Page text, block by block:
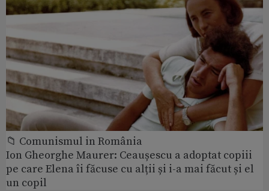
📁 Comunismul in România
Ion Gheorghe Maurer: Ceaușescu a adoptat copiii
pe care Elena îi făcuse cu alții și i-a mai făcut și el
un copil